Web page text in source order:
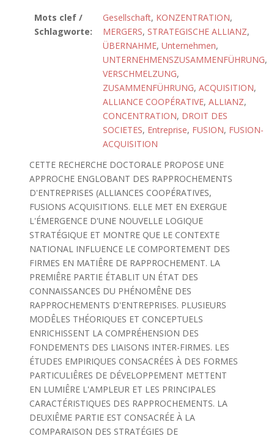
Mots clef /
Schlagworte:
Gesellschaft, KONZENTRATION,
MERGERS, STRATEGISCHE ALLIANZ,
ÜBERNAHME, Unternehmen,
UNTERNEHMENSZUSAMMENFÜHRUNG,
VERSCHMELZUNG,
ZUSAMMENFÜHRUNG, ACQUISITION,
ALLIANCE COOPÉRATIVE, ALLIANZ,
CONCENTRATION, DROIT DES
SOCIETES, Entreprise, FUSION, FUSION-
ACQUISITION
CETTE RECHERCHE DOCTORALE PROPOSE UNE
APPROCHE ENGLOBANT DES RAPPROCHEMENTS
D'ENTREPRISES (ALLIANCES COOPÉRATIVES,
FUSIONS ACQUISITIONS. ELLE MET EN EXERGUE
L'ÉMERGENCE D'UNE NOUVELLE LOGIQUE
STRATÉGIQUE ET MONTRE QUE LE CONTEXTE
NATIONAL INFLUENCE LE COMPORTEMENT DES
FIRMES EN MATIÊRE DE RAPPROCHEMENT. LA
PREMIÊRE PARTIE ÉTABLIT UN ÉTAT DES
CONNAISSANCES DU PHÉNOMÊNE DES
RAPPROCHEMENTS D'ENTREPRISES. PLUSIEURS
MODÊLES THÉORIQUES ET CONCEPTUELS
ENRICHISSENT LA COMPRÉHENSION DES
FONDEMENTS DES LIAISONS INTER-FIRMES. LES
ÉTUDES EMPIRIQUES CONSACRÉES À DES FORMES
PARTICULIÊRES DE DÉVELOPPEMENT METTENT
EN LUMIÊRE L'AMPLEUR ET LES PRINCIPALES
CARACTÉRISTIQUES DES RAPPROCHEMENTS. LA
DEUXIÊME PARTIE EST CONSACRÉE À LA
COMPARAISON DES STRATÉGIES DE